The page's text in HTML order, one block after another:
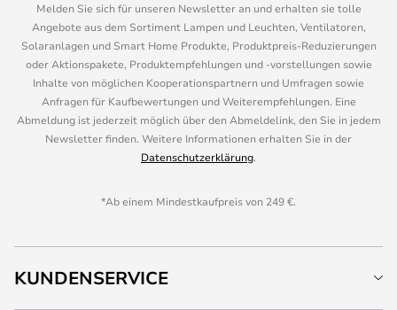
Melden Sie sich für unseren Newsletter an und erhalten sie tolle
Angebote aus dem Sortiment Lampen und Leuchten, Ventilatoren,
Solaranlagen und Smart Home Produkte, Produktpreis-Reduzierungen
oder Aktionspakete, Produktempfehlungen und -vorstellungen sowie
Inhalte von möglichen Kooperationspartnern und Umfragen sowie
Anfragen für Kaufbewertungen und Weiterempfehlungen. Eine
Abmeldung ist jederzeit möglich über den Abmeldelink, den Sie in jedem
Newsletter finden. Weitere Informationen erhalten Sie in der
Datenschutzerklärung.
*Ab einem Mindestkaufpreis von 249 €.
KUNDENSERVICE